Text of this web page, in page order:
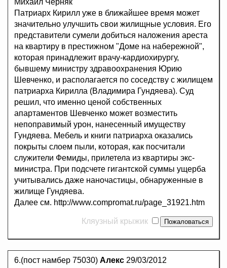
Михаил Черняк
Патриарх Кирилл уже в ближайшее время может
значительно улучшить свои жилищные условия. Его
представители сумели добиться наложения ареста
на квартиру в престижном "Доме на набережной",
которая принадлежит врачу-кардиохирургу,
бывшему министру здравоохранения Юрию
Шевченко, и располагается по соседству с жилищем
патриарха Кирилла (Владимира Гундяева). Суд
решил, что именно ценой собственных
апартаментов Шевченко может возместить
непоправимый урон, нанесенный имуществу
Гундяева. Мебель и книги патриарха оказались
покрыты слоем пыли, которая, как посчитали
служители Фемиды, прилетела из квартиры экс-
министра. При подсчете гигантской суммы ущерба
учитывались даже наночастицы, обнаруженные в
жилище Гундяева.
Далее см. http://www.compromat.ru/page_31921.htm
Кляузный крыжик
6.(пост намбер 75030) Алекс 29/03/2012